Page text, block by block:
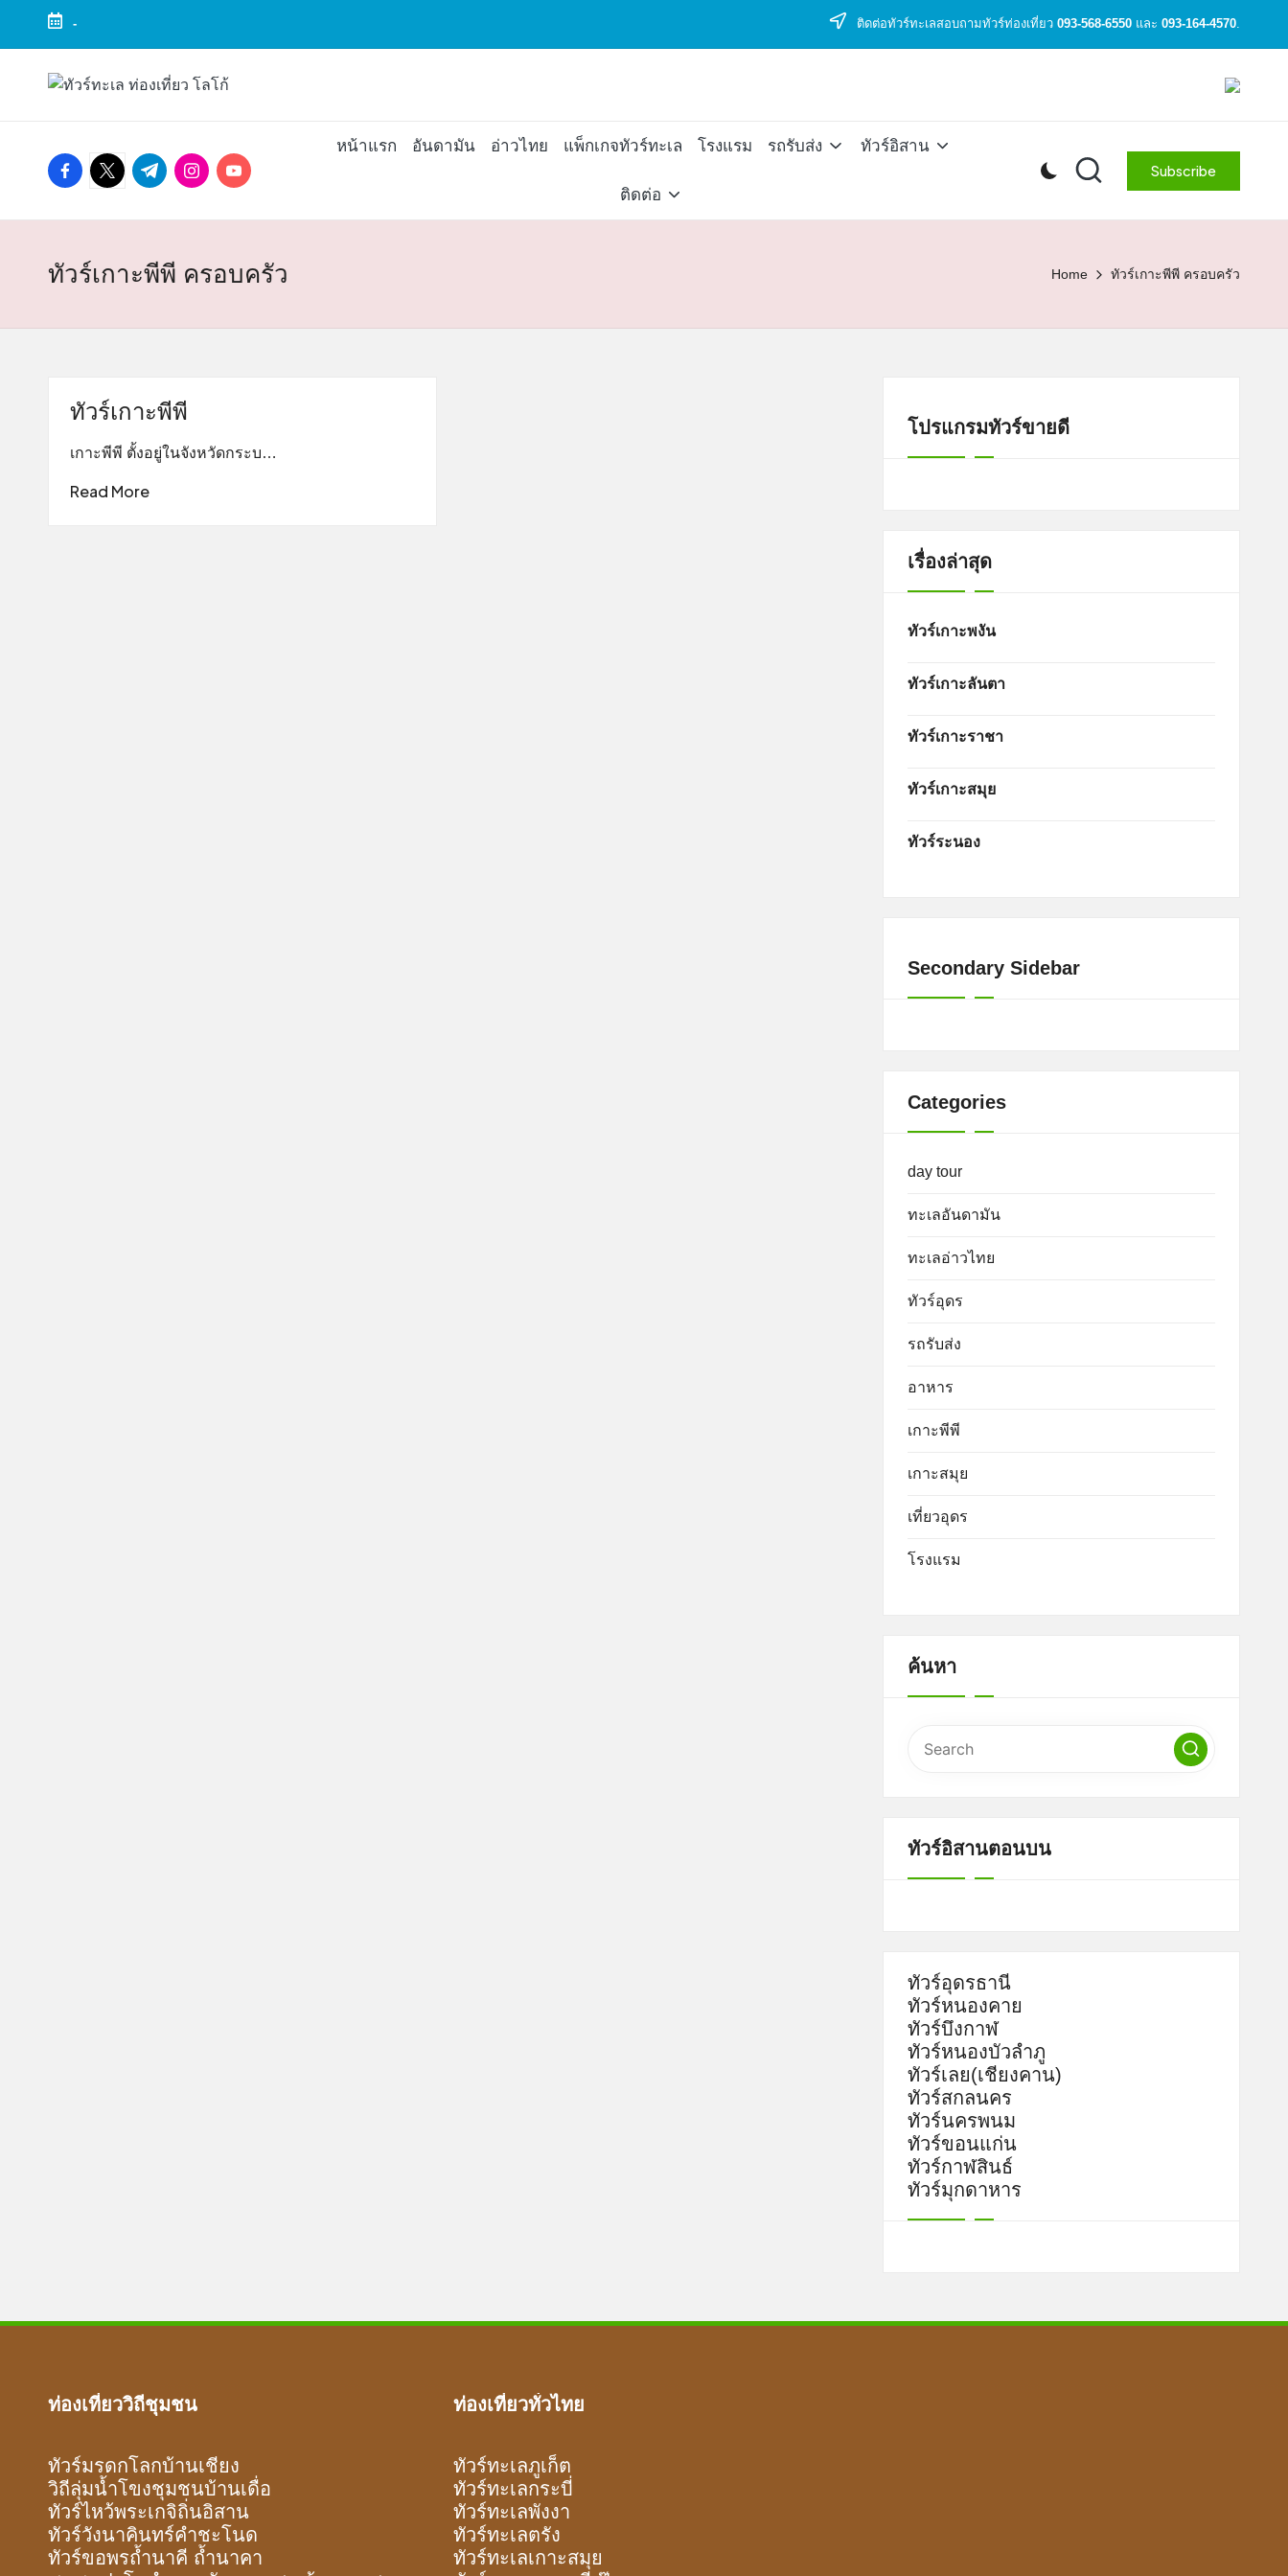
Skip
- ติดต่อทัวร์ทะเลสอบถามทัวร์ท่องเที่ยว 093-568-6550 และ 093-164-4570.
ทั
ร์
ท
ะ
ทัวร์
ถูก
2025
แพ็ก
จ
เที่ยว
สวย
facebook.com
twitter.com
t.me instagram.com
youtube.com
หน้าแรก อันดามัน อ่าวไทย แพ็กเกจทัวร์ทะเล โรงแรม รถรับส่ง ทัวร์อิสาน
ติดต่อ
Subscribe
ทัวร์เกาะพีพี ครอบครัว Home ทัวร์เกาะพีพี ครอบครัว
ทัวร์เกาะพีพี
เกาะพีพี ตั้งอยู่ในจังหวัดกระบ…
Read More
โปรแกรมทัวร์ขายดี
เรื่องล่าสุด
ทัวร์เกาะพงัน
ทัวร์เกาะลันตา
ทัวร์เกาะราชา
ทัวร์เกาะสมุย
ทัวร์ระนอง
Secondary Sidebar
Categories
day tour
ทะเลอันดามัน
ทะเลอ่าวไทย
ทัวร์อุดร
รถรับส่ง
อาหาร
เกาะพีพี
เกาะสมุย
เที่ยวอุดร
โรงแรม
ค้นหา
ทัวร์อิสานตอนบน
ทัวร์อุดรธานี
ทัวร์หนองคาย
ทัวร์บึงกาฬ
ทัวร์หนองบัวลำภู
ทัวร์เลย(เชียงคาน)
ทัวร์สกลนคร
ทัวร์นครพนม
ทัวร์ขอนแก่น
ทัวร์กาฬสินธ์
ทัวร์มุกดาหาร
ท่องเที่ยววิถีชุมชน
ทัวร์มรดกโลกบ้านเชียง
วิถีลุ่มน้ำโขงชุมชนบ้านเดื่อ
ทัวร์ไหว้พระเกจิถิ่นอิสาน
ทัวร์วังนาคินทร์คำชะโนด
ทัวร์ขอพรถ้ำนาคี ถ้ำนาคา
ท่องเที่ยวทั่วไทย
ทัวร์ทะเลภูเก็ต
ทัวร์ทะเลกระบี่
ทัวร์ทะเลพังงา
ทัวร์ทะเลตรัง
ทัวร์ทะเลเกาะสมุย